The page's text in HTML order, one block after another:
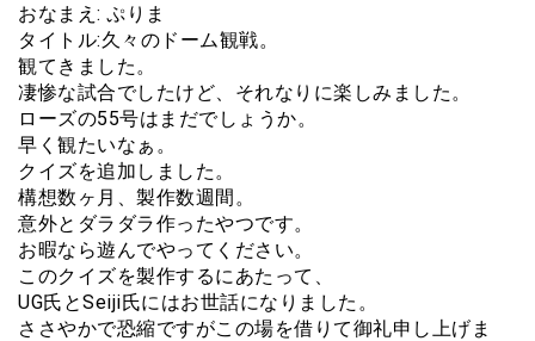
おなまえ: ぷりま
タイトル:久々のドーム観戦。
観てきました。
凄惨な試合でしたけど、それなりに楽しみました。
ローズの55号はまだでしょうか。
早く観たいなぁ。
クイズを追加しました。
構想数ヶ月、製作数週間。
意外とダラダラ作ったやつです。
お暇なら遊んでやってください。
このクイズを製作するにあたって、
UG氏とSeiji氏にはお世話になりました。
ささやかで恐縮ですがこの場を借りて御礼申し上げま